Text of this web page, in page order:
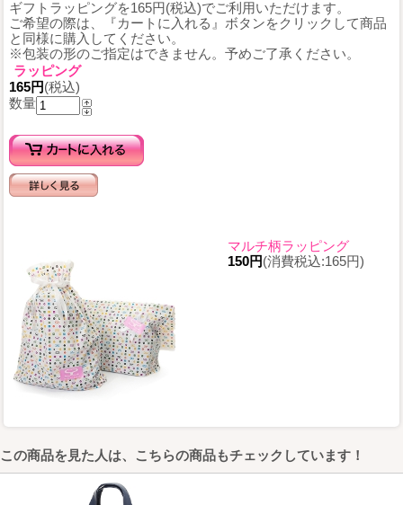
ギフトラッピングを165円(税込)でご利用いただけます。
ご希望の際は、『カートに入れる』ボタンをクリックして商品
と同様に購入してください。
※包装の形のご指定はできません。予めご了承ください。
ラッピング
165円(税込)
数量
マルチ柄ラッピング
150円(消費税込:165円)
この商品を見た人は、こちらの商品もチェックしています！